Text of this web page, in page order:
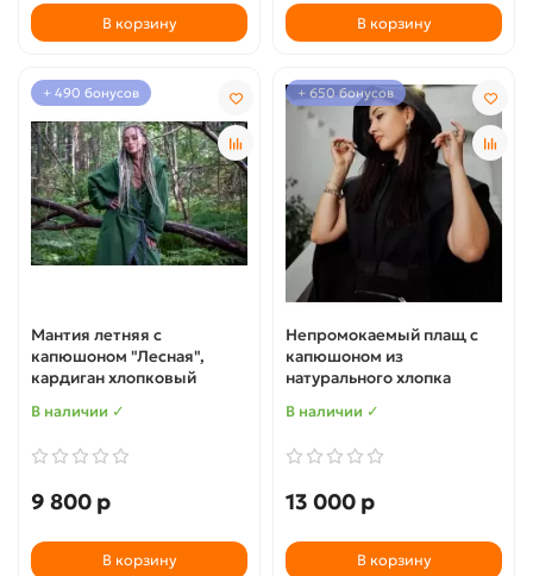
В корзину В корзину
+ 490 бонусов
Мантия летняя с
капюшоном "Лесная",
кардиган хлопковый
В наличии ✓
9 800 р
В корзину
+ 650 бонусов
Непромокаемый плащ с
капюшоном из
натурального хлопка
В наличии ✓
13 000 р
В корзину